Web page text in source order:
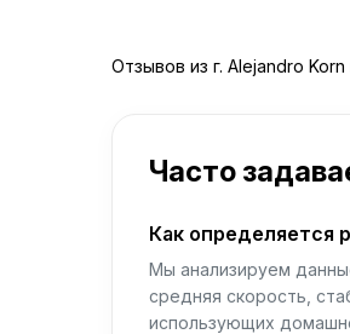
Отзывов из г. Alejandro
Часто
Как определяется
Мы анализируем
средняя скорость,
использующих